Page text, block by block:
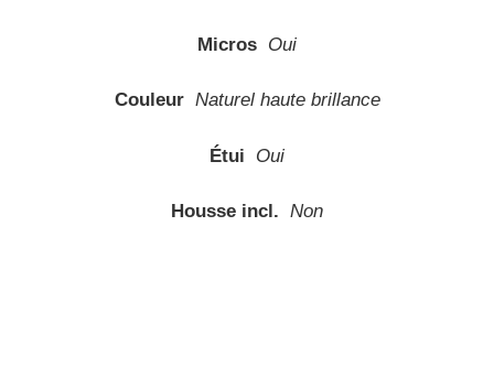
Micros Oui
Couleur Naturel haute brillance
Étui Oui
Housse incl. Non